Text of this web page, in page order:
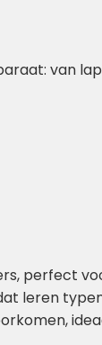
van
perfect
leren